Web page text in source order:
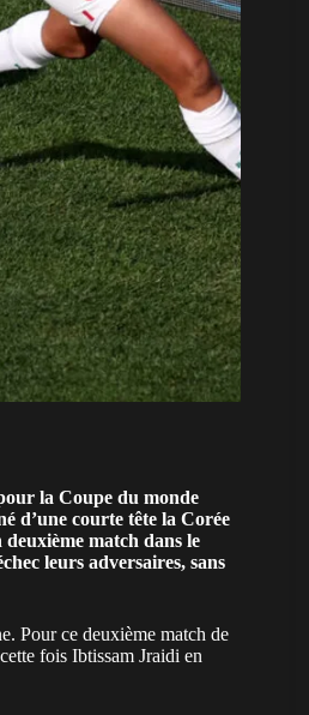
la Coupe du monde
d’une courte tête la Corée
match dans le
leurs adversaires, sans
Pour ce deuxième match de
fois Ibtissam Jraidi en